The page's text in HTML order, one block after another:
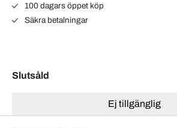
100 dagars öppet köp
Säkra betalningar
Slutsåld
Ej tillgänglig